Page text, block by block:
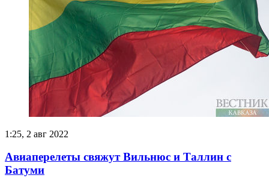
1:25, 2 авг 2022
Авиаперелеты свяжут Вильнюс и Таллин с
Батуми